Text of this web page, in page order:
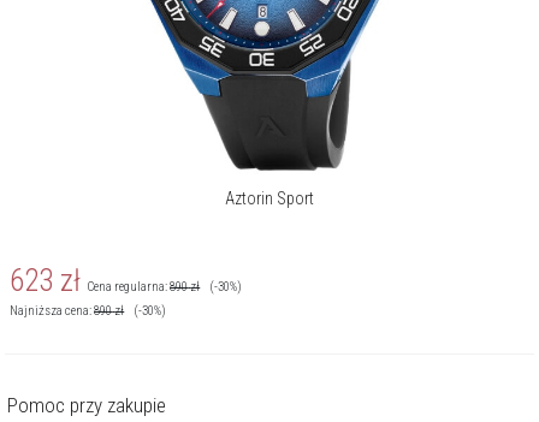
Aztorin Sport
623 zł Cena regularna:890zł
(-30%)
Najniższa cena:890zł (-30%)
Pomoc przy zakupie